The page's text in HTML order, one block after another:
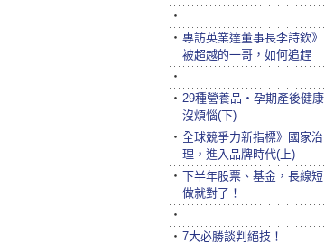
‧
‧ 專訪英業達董事長李詩欽》
被超越的一哥，如何追趕
‧
‧ 29種營養品‧孕期產後健康
沒煩惱(下)
‧ 全球競爭力新指標》國家治
理，進入品牌時代(上)
‧ 下半年股票、基金，長線短
做就對了！
‧
‧ 7大必勝談判絕技！